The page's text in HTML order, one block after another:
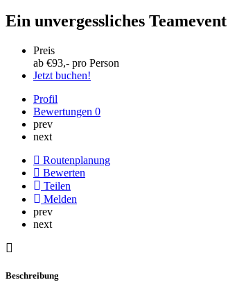
Ein unvergessliches Teamevent
Preis
ab €93,- pro Person
Jetzt buchen!
Profil
Bewertungen 0
prev
next
Routenplanung
Bewerten
Teilen
Melden
prev
next
Beschreibung